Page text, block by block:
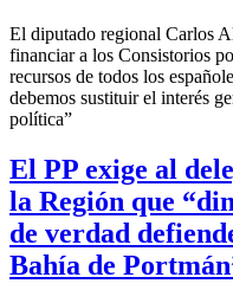
El diputado regional Carlos
financiar a los Consistorios
recursos de todos los
debemos sustituir el interés
política”
El PP exige al
la Región que
de verdad
Bahía de